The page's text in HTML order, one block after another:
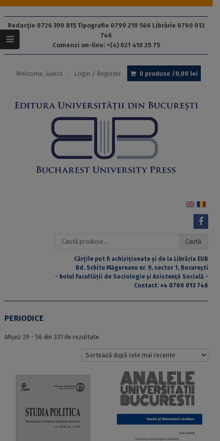
Redacție 0726 390 815 Tipografie 0799 210 566 Librărie 0760 013
746
Comenzi on-line: +(4) 021 410 25 75
Welcome, Guest Login / Register 0 produse /0,00 lei
Caută
Caută
Cărțile pot fi achiziționate și de la Librăria EUB
Bd. Schitu Măgureanu nr. 9, sector 1, București
- holul Facultății de Sociologie și Asistență Socială -
Contact: +4 0760 013 746
PERIODICE
Afișez 29 - 56 din 331 de rezultateSortat
cele